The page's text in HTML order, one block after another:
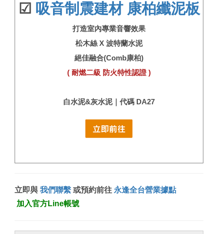
☑ 吸音制震建材 康柏纖泥板
打造室內專業音響效果
松木絲 X 波特蘭水泥
絕佳融合(Comb康柏)
( 耐燃二級 防火特性認證 )
白水泥&灰水泥｜代碼 DA27
立即與 我們聯繫 或預約前往 永逢全台營業據點
加入官方Line帳號